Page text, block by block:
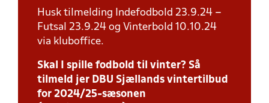
Husk tilmelding Indefodbold 23.9.24 –
Futsal 23.9.24 og Vinterbold 10.10.24
via kluboffice.
Skal I spille fodbold til vinter? Så
tilmeld jer DBU Sjællands vintertilbud
for 2024/25-sæsonen